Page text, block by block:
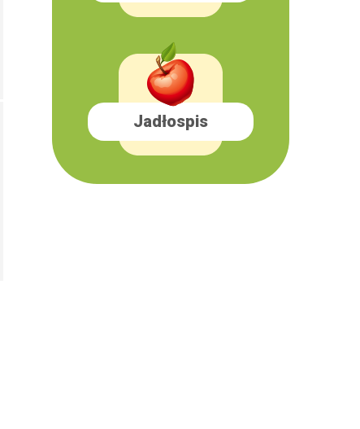
Jadłospis